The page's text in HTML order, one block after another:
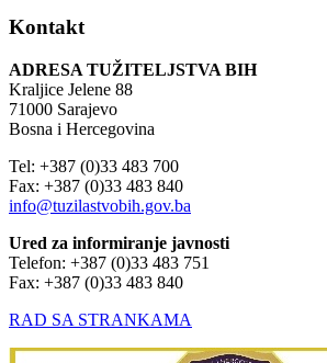
Kontakt
ADRESA TUŽITELJSTVA BIH
Kraljice Jelene 88
71000 Sarajevo
Bosna i Hercegovina
Tel: +387 (0)33 483 700
Fax: +387 (0)33 483 840
info@tuzilastvobih.gov.ba
Ured za informiranje javnosti
Telefon: +387 (0)33 483 751
Fax: +387 (0)33 483 840
RAD SA STRANKAMA